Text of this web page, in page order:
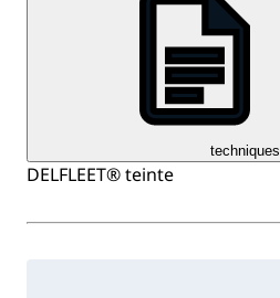
techniques
DELFLEET® teinte